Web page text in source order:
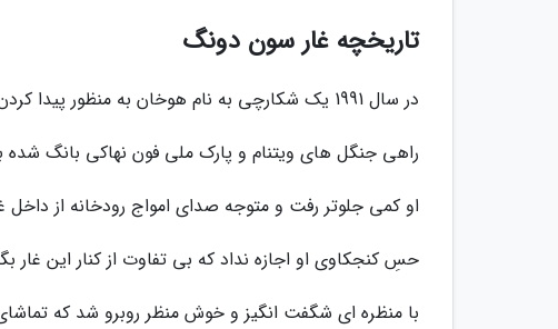
تاریخچه غار سون دونگ
در سال 1991 یک شکارچی به نام هوخان به منظور پیدا کردن شکار،
راهی جنگل های ویتنام و پارک ملی فون نهاکی بانگ شده
او کمی جلوتر رفت و متوجه صدای امواج رودخانه از
حسِ کنجکاوی او اجازه نداد که بی تفاوت از کنار این غار
با منظره ای شگفت انگیز و خوش منظر روبرو شد که